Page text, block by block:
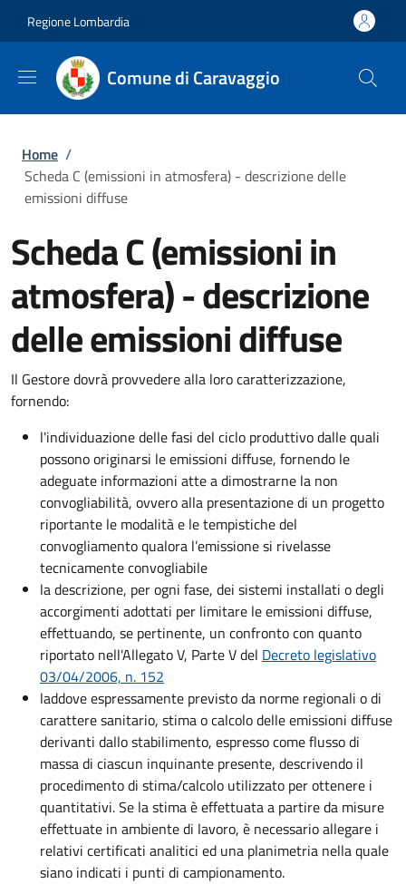
Regione Lombardia
Comune di Caravaggio
Briciole di pane
Home /
Scheda C (emissioni in atmosfera) - descrizione delle
emissioni diffuse
Scheda C (emissioni in
atmosfera) - descrizione
delle emissioni diffuse
Il Gestore dovrà provvedere alla loro caratterizzazione,
fornendo:
l'individuazione delle fasi del ciclo produttivo dalle quali
possono originarsi le emissioni diffuse, fornendo le
adeguate informazioni atte a dimostrarne la non
convogliabilità, ovvero alla presentazione di un progetto
riportante le modalità e le tempistiche del
convogliamento qualora l’emissione si rivelasse
tecnicamente convogliabile
la descrizione, per ogni fase, dei sistemi installati o degli
accorgimenti adottati per limitare le emissioni diffuse,
effettuando, se pertinente, un confronto con quanto
riportato nell'Allegato V, Parte V del Decreto legislativo
03/04/2006, n. 152
laddove espressamente previsto da norme regionali o di
carattere sanitario, stima o calcolo delle emissioni diffuse
derivanti dallo stabilimento, espresso come flusso di
massa di ciascun inquinante presente, descrivendo il
procedimento di stima/calcolo utilizzato per ottenere i
quantitativi. Se la stima è effettuata a partire da misure
effettuate in ambiente di lavoro, è necessario allegare i
relativi certificati analitici ed una planimetria nella quale
siano indicati i punti di campionamento.